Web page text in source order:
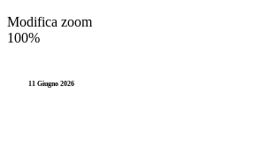
Modifica zoom
100%
11 Giugno 2026